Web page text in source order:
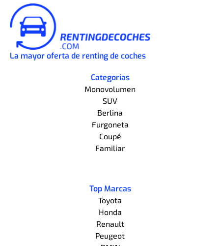
La mayor oferta de renting de coches
Categorías
Monovolumen
SUV
Berlina
Furgoneta
Coupé
Familiar
Top Marcas
Toyota
Honda
Renault
Peugeot